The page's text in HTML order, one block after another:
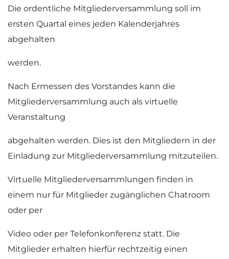
Die ordentliche Mitgliederversammlung soll im
ersten Quartal eines jeden Kalenderjahres
abgehalten
werden.
Nach Ermessen des Vorstandes kann die
Mitgliederversammlung auch als virtuelle
Veranstaltung
abgehalten werden. Dies ist den Mitgliedern in der
Einladung zur Mitgliederversammlung mitzuteilen.
Virtuelle Mitgliederversammlungen finden in
einem nur für Mitglieder zugänglichen Chatroom
oder per
Video oder per Telefonkonferenz statt. Die
Mitglieder erhalten hierfür rechtzeitig einen